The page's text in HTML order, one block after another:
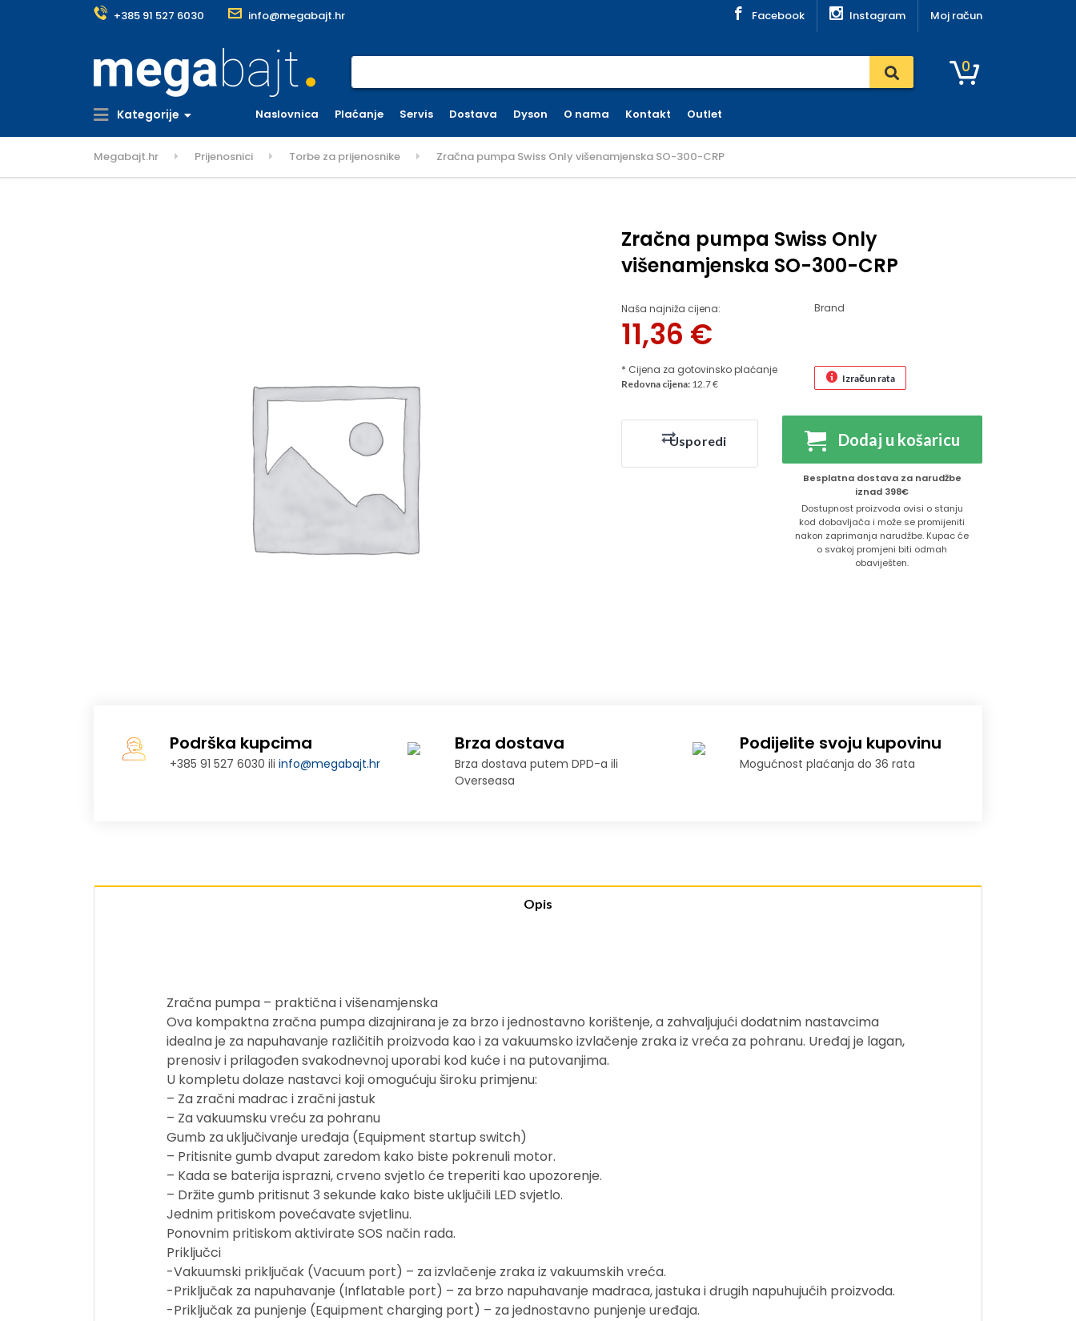
+385 91 527 6030 info@megabajt.hr Facebook Instagram Moj račun
0
Kategorije Naslovnica Plaćanje Servis Dostava Dyson O nama Kontakt Outlet
Megabajt.hr Prijenosnici Torbe za prijenosnike Zračna pumpa Swiss Only višenamjenska SO-300-CRP
Zračna pumpa Swiss Only
višenamjenska SO-300-CRP
Naša najniža cijena:
11,36 €
* Cijena za gotovinsko plaćanje
Brand
Redovna cijena: 12.7 € Izračun rata
Usporedi Dodaj u košaricu
Besplatna dostava za narudžbe
iznad 398€
Dostupnost proizvoda ovisi o stanju
kod dobavljača i može se promijeniti
nakon zaprimanja narudžbe. Kupac će
o svakoj promjeni biti odmah
obaviješten.
Podrška kupcima
+385 91 527 6030 iliinfo@megabajt.hr
Brza dostava
Brza dostava putem DPD-a ili
Overseasa
Podijelite svoju kupovinu
Mogućnost plaćanja do 36 rata
Opis
Zračna pumpa – praktična i višenamjenska
Ova kompaktna zračna pumpa dizajnirana je za brzo i jednostavno korištenje, a zahvaljujući dodatnim nastavcima
idealna je za napuhavanje različitih proizvoda kao i za vakuumsko izvlačenje zraka iz vreća za pohranu. Uređaj je lagan,
prenosiv i prilagođen svakodnevnoj uporabi kod kuće i na putovanjima.
U kompletu dolaze nastavci koji omogućuju široku primjenu:
– Za zračni madrac i zračni jastuk
– Za vakuumsku vreću za pohranu
Gumb za uključivanje uređaja (Equipment startup switch)
– Pritisnite gumb dvaput zaredom kako biste pokrenuli motor.
– Kada se baterija isprazni, crveno svjetlo će treperiti kao upozorenje.
– Držite gumb pritisnut 3 sekunde kako biste uključili LED svjetlo.
Jednim pritiskom povećavate svjetlinu.
Ponovnim pritiskom aktivirate SOS način rada.
Priključci
-Vakuumski priključak (Vacuum port) – za izvlačenje zraka iz vakuumskih vreća.
-Priključak za napuhavanje (Inflatable port) – za brzo napuhavanje madraca, jastuka i drugih napuhujućih proizvoda.
-Priključak za punjenje (Equipment charging port) – za jednostavno punjenje uređaja.